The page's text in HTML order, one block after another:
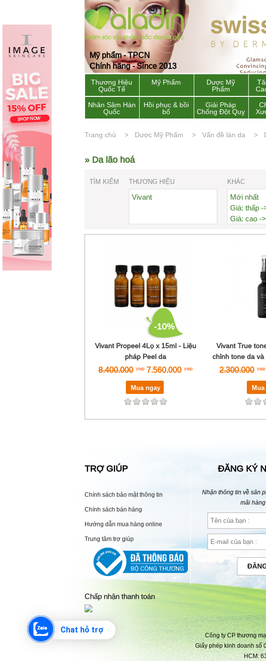
Mỹ phẩm - TPCN
Chính hãng - Since 2013
Thương Hiệu
Quốc Tế
Mỹ Phẩm
Dược Mỹ
Phẩm
Nhân Sâm Hàn
Quốc
Hồi phục & bồi
bổ
Giải Pháp
Chống Đột Quỵ
Trang chủ Dược Mỹ Phẩm Vấn đề làn da
» Da lão hoá
TÌM KIẾM THƯƠNG HIỆU
Vivant
KHÁC
Mới nhất
Giá: thấp -
Giá: cao -
-10%
Vivant Propeel 4Lọ x 15ml - Liệu
pháp Peel da
8.400.000 7.560.000
Mua ngay
Vivant True
chỉnh tone da
2.300.000
TRỢ GIÚP
Chính sách bảo mật thông tin
Chính sách bán hàng
Hướng dẫn mua hàng online
Trung tâm trợ giúp
ĐĂNG KÝ
Nhận thông tin về sản
mãi
Chấp nhận thanh toán
Công ty CP thương
Giấy phép kinh doanh số
HCM:
Chat hỗ trợ